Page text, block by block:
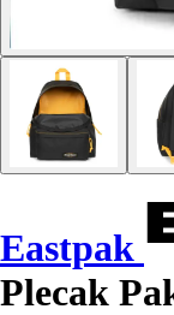
Eastpak
Plecak